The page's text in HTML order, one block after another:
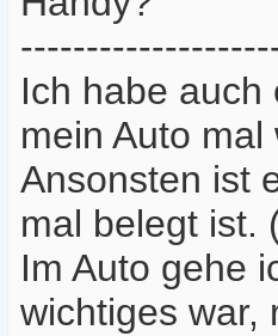
Ich habe auch
mein Auto
Ansonsten ist
mal belegt ist.
Im Auto gehe
wichtiges war,